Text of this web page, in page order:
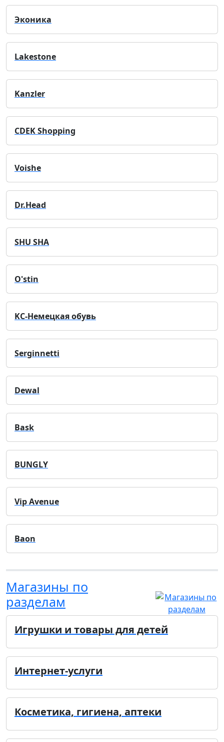
Эконика
Lakestone
Kanzler
CDEK Shopping
Voishe
Dr.Head
SHU SHA
O'stin
KC-Немецкая обувь
Serginnetti
Dewal
Bask
BUNGLY
Vip Avenue
Baon
Магазины по
разделам
Игрушки и товары для детей
Интернет-услуги
Косметика, гигиена, аптеки